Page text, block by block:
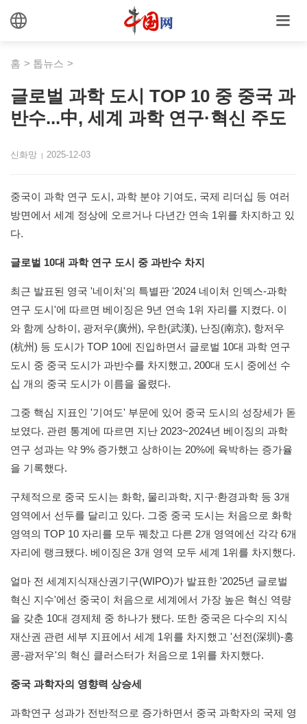
홈 > 톱뉴스 >
글로벌 과학 도시 TOP 10 중 중국 과
반수...中, 세계 과학 연구·혁신 주도
신화망 | 2025-12-03
중국이 과학 연구 도시, 과학 분야 기여도, 국제 리더십 등 여러
방면에서 세계 정상에 오르거나 다년간 연속 1위를 차지하고 있
다.
글로벌 10대 과학 연구 도시 중 과반수 차지
최근 발표된 영국 '네이처'의 특별판 '2024 네이처 인덱스-과학
연구 도시'에 따르면 베이징은 9년 연속 1위 자리를 지켰다. 이
와 함께 상하이, 광저우(廣州), 우한(武漢), 난징(南京), 항저우
(杭州) 등 도시가 TOP 10에 진입하면서 글로벌 10대 과학 연구
도시 중 중국 도시가 과반수를 차지했고, 200대 도시 중에선 수
십 개의 중국 도시가 이름을 올렸다.
그중 핵심 지표인 '기여도' 부문에 있어 중국 도시의 성장세가 돋
보였다. 관련 통계에 따르면 지난 2023~2024년 베이징의 과학
연구 성과는 약 9% 증가했고 상하이는 20%에 육박하는 증가율
을 기록했다.
구체적으로 중국 도시는 화학, 물리과학, 지구∙환경과학 등 3개
영역에서 선두를 달리고 있다. 그중 중국 도시는 처음으로 화학
영역의 TOP 10 자리를 모두 꿰찼고 다른 2개 영역에선 각각 6개
자리에 랭크됐다. 베이징은 3개 영역 모두 세계 1위를 차지했다.
얼마 전 세계지식재산권기구(WIPO)가 발표한 '2025년 글로벌
혁신 지수'에선 중국이 처음으로 세계에서 가장 높은 혁신 역량
을 갖춘 10대 경제체 중 하나가 됐다. 또한 중국은 다수의 지식
재산권 관련 세부 지표에서 세계 1위를 차지했고 '선전(深圳)-홍
콩-광저우'의 혁신 클러스터가 처음으로 1위를 차지했다.
중국 과학자의 영향력 상승세
과학연구 성과가 전반적으로 증가하면서 중국 과학자의 국제 영